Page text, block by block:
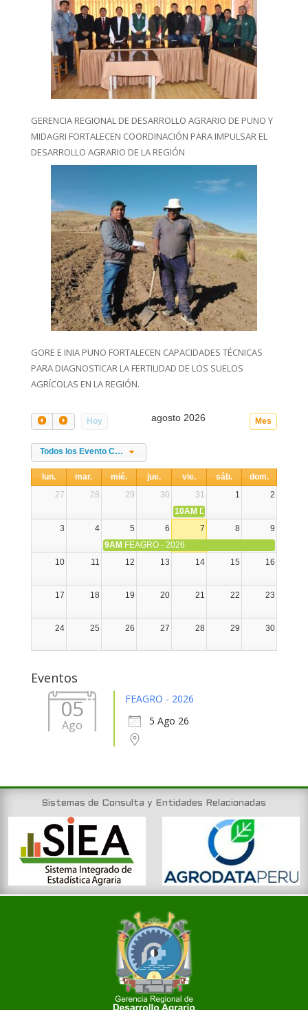
GERENCIA REGIONAL DE DESARROLLO AGRARIO DE PUNO Y
MIDAGRI FORTALECEN COORDINACIÓN PARA IMPULSAR EL
DESARROLLO AGRARIO DE LA REGIÓN
GORE E INIA PUNO FORTALECEN CAPACIDADES TÉCNICAS
PARA DIAGNOSTICAR LA FERTILIDAD DE LOS SUELOS
AGRÍCOLAS EN LA REGIÓN.
Hoy Mes
agosto 2026
Todos los Evento Categories
lun. mar. mié. jue. vie. sáb.
dom.
27
28 29 30 31 1
2
10AM DIA NACIONAL DE LA
3
4 5 6 7 8
9
9AM FEAGRO - 2026
10
11 12 13 14 15 16
17 18 19 20 21 22 23
24 25 26 27 28 29 30
Eventos
05
Ago
FEAGRO - 2026
5 Ago 26
Sistemas de Consulta y Entidades Relacionadas